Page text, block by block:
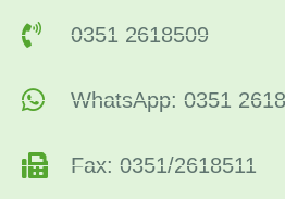
0351 2618509
WhatsApp: 0351
Fax: 0351/2618511